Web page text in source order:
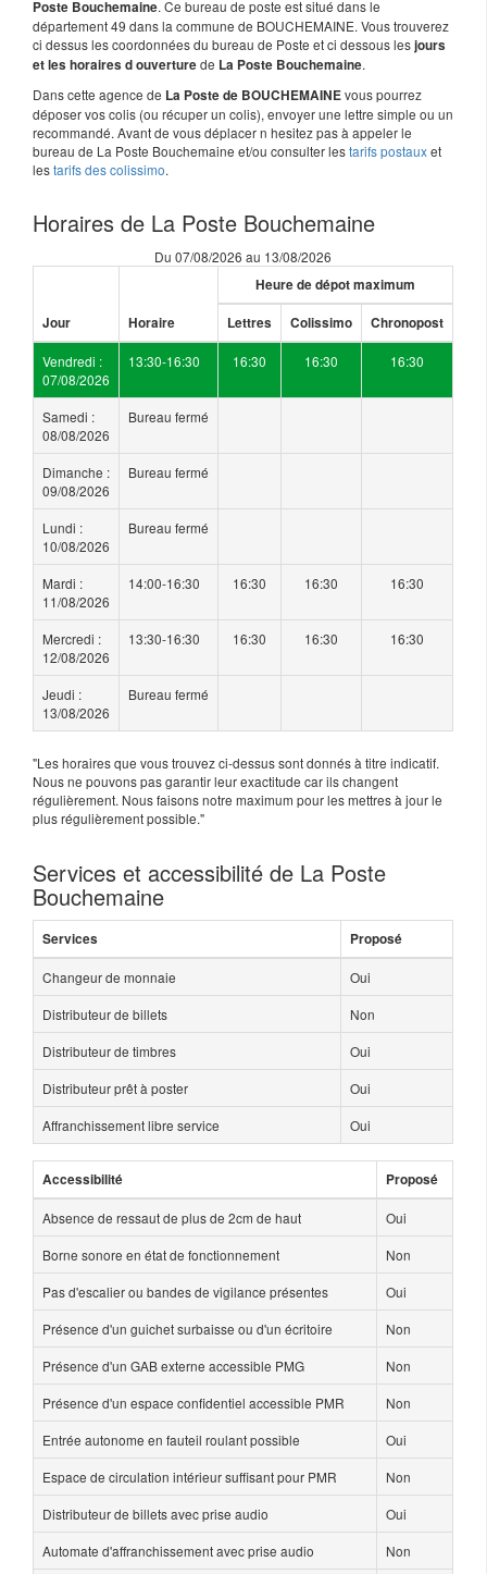
Poste Bouchemaine. Ce bureau de poste est situé dans le
département 49 dans la commune de BOUCHEMAINE. Vous trouverez
ci dessus les coordonnées du bureau de Poste et ci dessous lesjours
et les horaires d ouverturede La Poste Bouchemaine.
Dans cette agence de La Poste de BOUCHEMAINEvous pourrez
déposer vos colis (ou récuper un colis), envoyer une lettre simple ou un
recommandé. Avant de vous déplacer n hesitez pas à appeler le
bureau de La Poste Bouchemaine et/ou consulter lestarifs postauxet
lestarifs des colissimo.
Horaires de La Poste Bouchemaine
Du 07/08/2026 au 13/08/2026
Jour Horaire
Heure de dépot maximum
Lettres Colissimo Chronopost
Vendredi :
07/08/2026
13:30-16:30 16:30 16:30 16:30
Samedi :
08/08/2026
Bureau fermé
Dimanche :
09/08/2026
Bureau fermé
Lundi :
10/08/2026
Bureau fermé
Mardi :
11/08/2026
14:00-16:30 16:30 16:30 16:30
Mercredi :
12/08/2026
13:30-16:30 16:30 16:30 16:30
Jeudi :
13/08/2026
Bureau fermé
"Les horaires que vous trouvez ci-dessus sont donnés à titre indicatif.
Nous ne pouvons pas garantir leur exactitude car ils changent
régulièrement. Nous faisons notre maximum pour les mettres à jour le
plus régulièrement possible."
Services et accessibilité de La Poste
Bouchemaine
Services Proposé
Changeur de monnaie
Oui
Distributeur de billets
Non
Distributeur de timbres
Oui
Distributeur prêt à poster
Oui
Affranchissement libre service
Oui
Accessibilité Proposé
Absence de ressaut de plus de 2cm de haut
Oui
Borne sonore en état de fonctionnement
Non
Pas d'escalier ou bandes de vigilance présentes
Oui
Présence d'un guichet surbaisse ou d'un écritoire
Non
Présence d'un GAB externe accessible PMG
Non
Présence d'un espace confidentiel accessible PMR
Non
Entrée autonome en fauteil roulant possible
Oui
Espace de circulation intérieur suffisant pour PMR
Non
Distributeur de billets avec prise audio
Oui
Automate d'affranchissement avec prise audio
Non